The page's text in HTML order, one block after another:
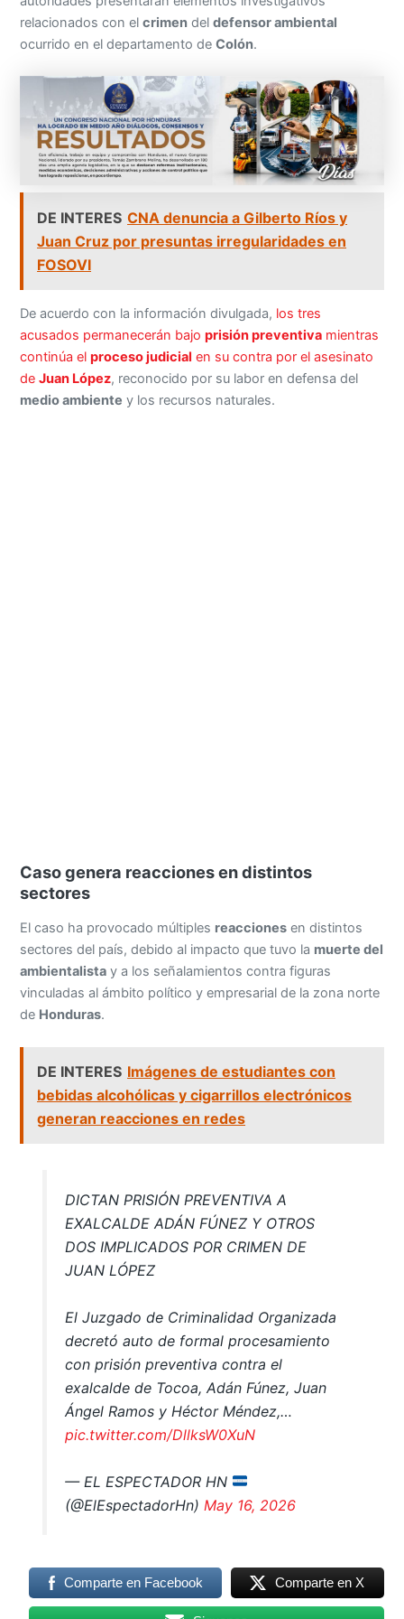
relacionados con elcrimen deldefensor ambiental
ocurrido en el departamento deColón.
DE INTERES CNA denuncia a Gilberto Ríos y
Juan Cruz por presuntas irregularidades en
FOSOVI
De acuerdo con la información divulgada, los tres
acusados permanecerán bajoprisión preventiva mientras
continúa elproceso judicial en su contra por el asesinato
deJuan López, reconocido por su labor en defensa del
medio ambiente y los recursos naturales.
Caso genera reacciones en distintos
sectores
El caso ha provocado múltiples reacciones en distintos
sectores del país, debido al impacto que tuvo la muerte del
ambientalista y a los señalamientos contra figuras
vinculadas al ámbito político y empresarial de la zona norte
de Honduras.
DE INTERES Imágenes de estudiantes con
bebidas alcohólicas y cigarrillos electrónicos
generan reacciones en redes
DICTAN PRISIÓN PREVENTIVA A
EXALCALDE ADÁN FÚNEZ Y OTROS
DOS IMPLICADOS POR CRIMEN DE
JUAN LÓPEZ
El Juzgado de Criminalidad Organizada
decretó auto de formal procesamiento
con prisión preventiva contra el
exalcalde de Tocoa, Adán Fúnez, Juan
Ángel Ramos y Héctor Méndez,…
pic.twitter.com/DllksW0XuN
— EL ESPECTADOR HN
(@ElEspectadorHn) May 16, 2026
Comparte en Facebook Comparte en X